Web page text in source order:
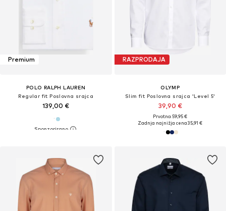
Premium
POLO RALPH LAUREN
Regular fit Poslovna srajca
139,00 €
RAZPRODAJA
OLYMP
Slim fit Poslovna srajca 'Level 5'
39,90 €
Prvotno: 59,95 €
Zadnja najnižja cena35,91 €